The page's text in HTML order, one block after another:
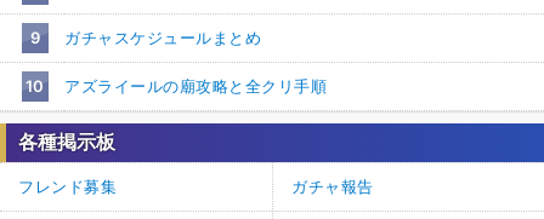
9 ガチャスケジュールまとめ
10 アズライールの廟攻略と全クリ手順
各種掲示板
フレンド募集 ガチャ報告